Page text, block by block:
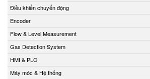
Điều khiển chuyển động
Encoder
Flow & Level Measurement
Gas Detection System
HMI & PLC
Máy móc & Hệ thống